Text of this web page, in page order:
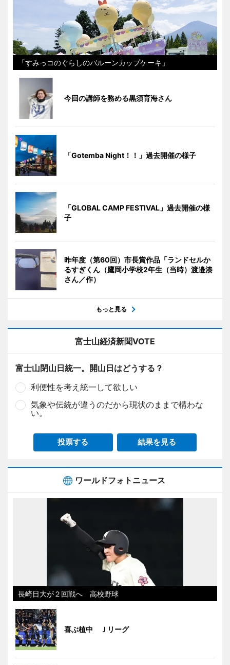
「すみっコのぐらしのバルーンカップケーキ」
今回の講師を務める黒須育海さん
「Gotemba Night！！」過去開催の様子
「GLOBAL CAMP FESTIVAL」過去開催の様
子
昨年度（第60回）市長賞作品「ランドセルか
るすぎくん（鷹岡小学校2年生（当時）渡邉湊
さん／作）
もっと見る
富士山経済新聞VOTE
富士山閉山日統一。開山日はどうする？
利便性を考え統一して欲しい
気象や伝統が違うのだから現状のままで構わな
い。
投票する 結果を見る
ワールドフォトニュース
長崎日大が２回戦へ 高校野球
喜ぶ植中 Ｊリーグ